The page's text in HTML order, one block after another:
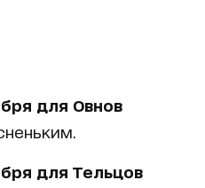
для Овнов
для Тельцов